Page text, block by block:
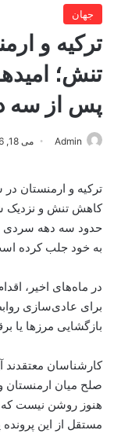
جهان
ترکیه و
تنش؛
پس از سه
Admin می 18, 2026
ترکیه و ارمنستان در
کاهش تنش و نزدیک
حدود سه دهه سردی
به خود جلب کرده
در ماه‌های اخیر،
برای عادی‌سازی
بازگشایی مرزها یا
کارشناسان معتقدند
صلح میان ارمنستان
هنوز روشن نیست که
مستقل از این پرونده